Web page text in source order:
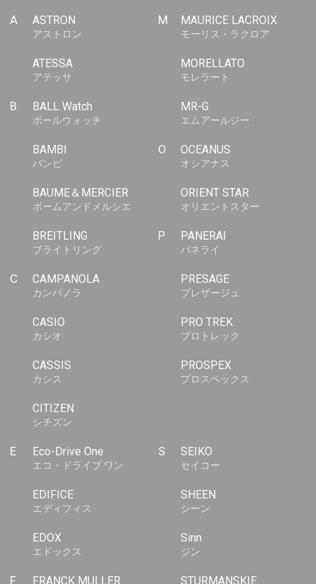
A ASTRON
アストロン
ATESSA
アテッサ
B BALL Watch
ボールウォッチ
BAMBI
バンビ
BAUME＆MERCIER
ボームアンドメルシエ
BREITLING
ブライトリング
C CAMPANOLA
カンパノラ
CASIO
カシオ
CASSIS
カシス
CITIZEN
シチズン
E Eco-Drive One
エコ・ドライブ ワン
EDIFICE
エディフィス
EDOX
エドックス
F FRANCK MULLER
M MAURICE LACROIX
モーリス・ラクロア
MORELLATO
モレラート
MR-G
エムアールジー
O OCEANUS
オシアナス
ORIENT STAR
オリエントスター
P PANERAI
パネライ
PRESAGE
プレザージュ
PRO TREK
プロトレック
PROSPEX
プロスペックス
S SEIKO
セイコー
SHEEN
シーン
Sinn
ジン
STURMANSKIE